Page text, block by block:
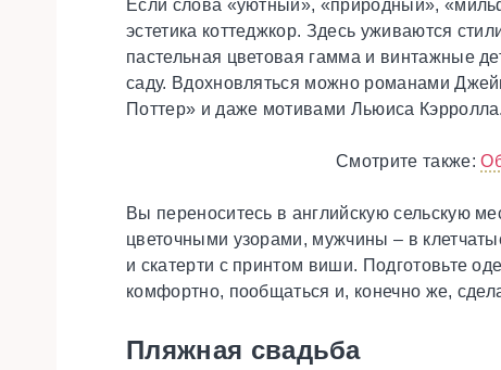
Если слова «уютный», «природный»,
эстетика коттеджкор. Здесь уживаются
пастельная цветовая гамма и винтажные
саду. Вдохновляться можно романами
Поттер» и даже мотивами Льюиса Кэрролла.
Смотрите также:
Вы переноситесь в английскую сельскую
цветочными узорами, мужчины – в
и скатерти с принтом виши. Подготовьте
комфортно, пообщаться и, конечно же,
Пляжная свадьба